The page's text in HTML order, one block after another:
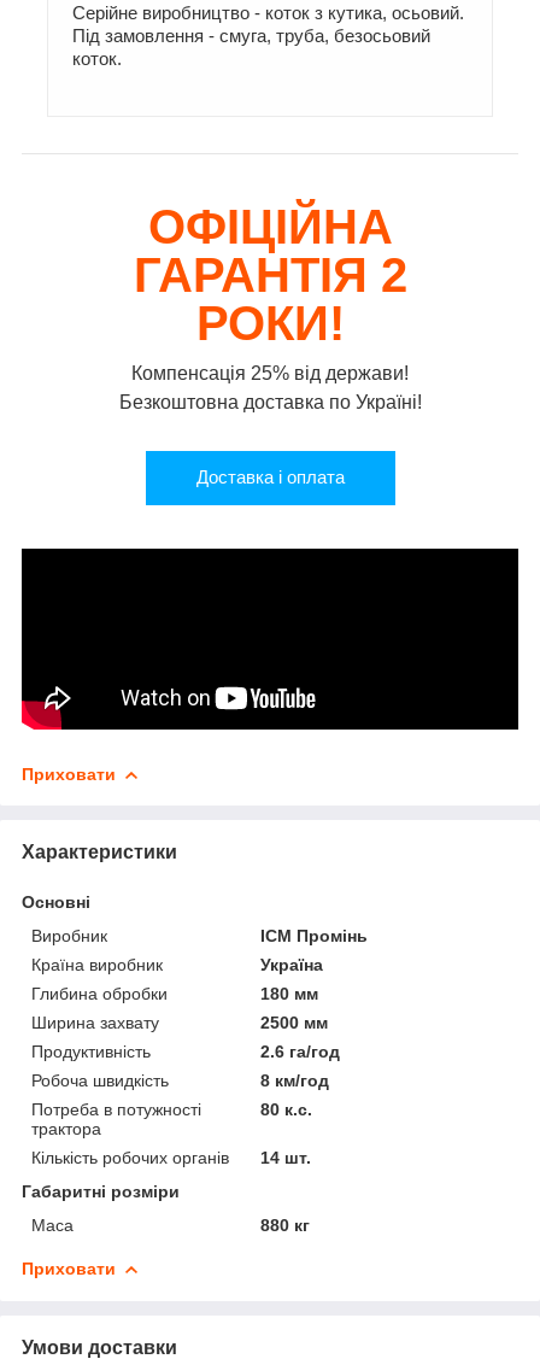
Серійне виробництво - коток з кутика, осьовий.
Під замовлення - смуга, труба, безосьовий
коток.
ОФІЦІЙНА
ГАРАНТІЯ 2
РОКИ!
Компенсація 25% від держави!
Безкоштовна доставка по Україні!
Доставка i оплата
Приховати
Характеристики
Основні
Виробник
ІСМ Промінь
Країна виробник
Україна
Глибина обробки
180 мм
Ширина захвату
2500 мм
Продуктивність
2.6 га/год
Робоча швидкість
8 км/год
Потреба в потужності
трактора
80 к.с.
Кількість робочих органів
14 шт.
Габаритні розміри
Маса
880 кг
Приховати
Умови доставки